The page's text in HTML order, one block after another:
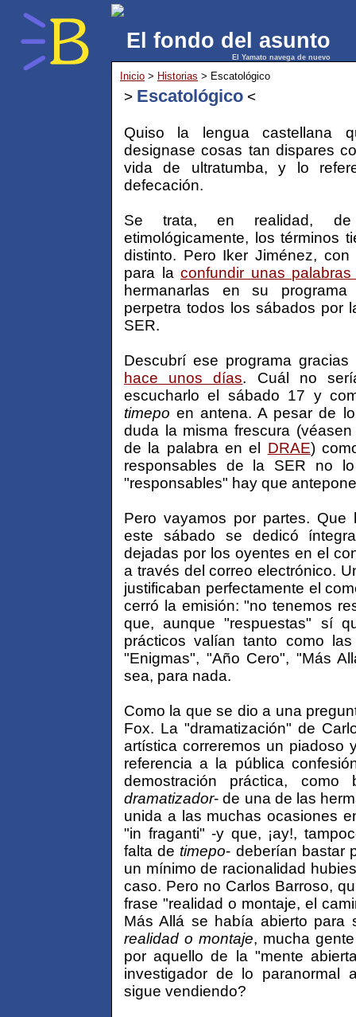
El fondo del asunto
El Yamato navega de nuevo
Inicio > Historias > Escatológico
> Escatológico <
Quiso la lengua castellana
designase cosas tan dispares
vida de ultratumba, y lo
defecación.
Se trata, en realidad, de
etimológicamente, los términos
distinto. Pero Iker Jiménez,
para laconfundir unas
hermanarlas en su
perpetra todos los sábados por
SER.
Descubrí ese programa
hace unos días. Cuál no
escucharlo el sábado 17 y
timepo en antena. A pesar de
duda la misma frescura
de la palabra en el DRAE)
responsables de la SER no
"responsables" hay que
Pero vayamos por partes.
este sábado se dedicó
dejadas por los oyentes en el
a través del correo electrónico.
justificaban perfectamente el
cerró la emisión: "no tenemos
que, aunque "respuestas" sí
prácticos valían tanto como
"Enigmas", "Año Cero", "Más
sea, para nada.
Como la que se dio a una
Fox. La "dramatización" de
artística correremos un piadoso
referencia a la pública
demostración práctica,
dramatizador- de una de las
unida a las muchas ocasiones
"in fraganti" -y que, ¡ay!,
falta detimepo- deberían bastar
un mínimo de racionalidad
caso. Pero no Carlos Barroso,
frase "realidad o montaje, el
Más Allá se había abierto para
realidad o montaje, mucha
por aquello de la "mente
investigador de lo paranormal
sigue vendiendo?